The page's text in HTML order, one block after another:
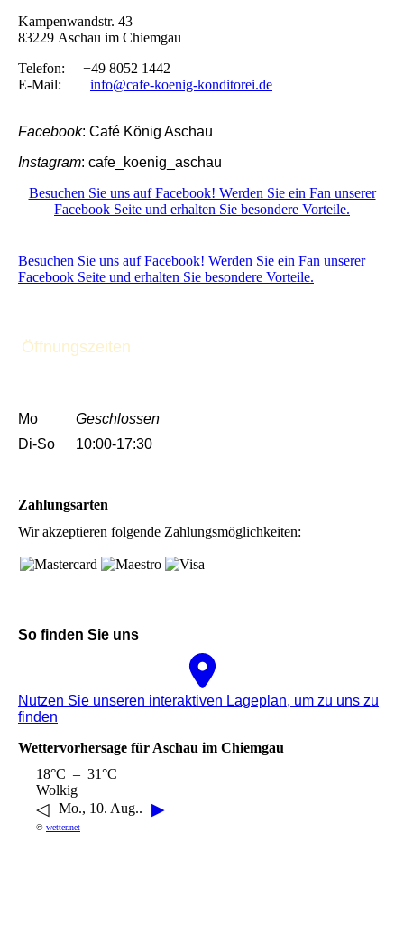
Kampenwandstr. 43
83229 Aschau im Chiemgau
Telefon: +49 8052 1442
E-Mail: info@cafe-koenig-konditorei.de
Facebook: Café König Aschau
Instagram: cafe_koenig_aschau
Besuchen Sie uns auf Facebook! Werden Sie ein Fan unserer
Facebook Seite und erhalten Sie besondere Vorteile.
Besuchen Sie uns auf Facebook! Werden Sie ein Fan unserer
Facebook Seite und erhalten Sie besondere Vorteile.
Öffnungszeiten
Mo
Geschlossen
Di-So
10:00-17:30
Zahlungsarten
Wir akzeptieren folgende Zahlungsmöglichkeiten:
So finden Sie uns
Nutzen Sie unseren interaktiven La­ge­plan, um zu uns zu
finden
Wettervorhersage für Aschau im Chiemgau
18°C – 31°C
Wolkig
◁ Mo., 10. Aug.. ▶
© wetter.net